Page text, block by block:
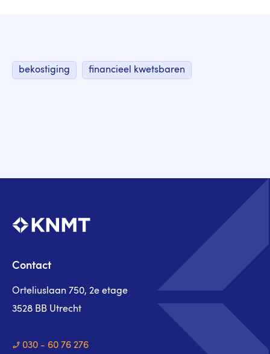
bekostiging financieel kwetsbaren
Contact
Orteliuslaan 750, 2e etage
3528 BB Utrecht
030 - 60 76 276